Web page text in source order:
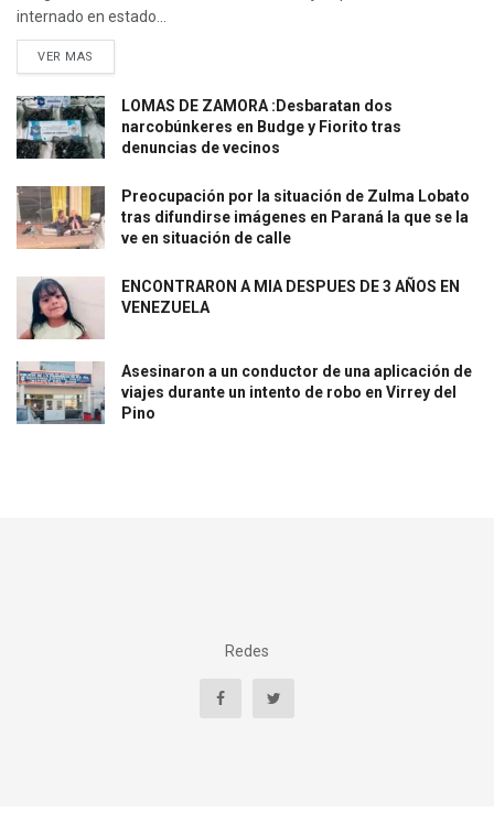
internado en estado...
VER MAS
LOMAS DE ZAMORA :Desbaratan dos
narcobúnkeres en Budge y Fiorito tras
denuncias de vecinos
Preocupación por la situación de Zulma Lobato
tras difundirse imágenes en Paraná la que se la
ve en situación de calle
ENCONTRARON A MIA DESPUES DE 3 AÑOS EN
VENEZUELA
Asesinaron a un conductor de una aplicación de
viajes durante un intento de robo en Virrey del
Pino
Redes